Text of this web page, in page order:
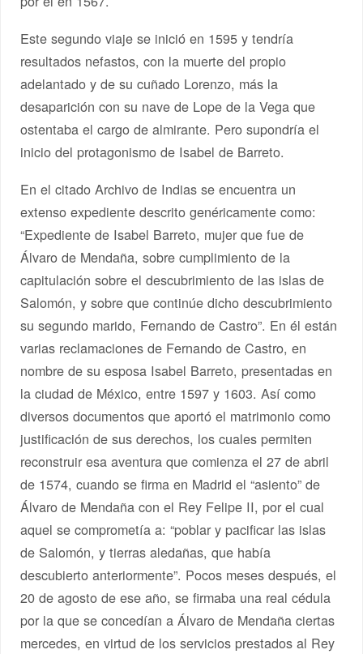
Este segundo viaje se inició en 1595 y tendría
resultados nefastos, con la muerte del propio
adelantado y de su cuñado Lorenzo, más la
desaparición con su nave de Lope de la Vega que
ostentaba el cargo de almirante. Pero supondría el
inicio del protagonismo de Isabel de Barreto.
En el citado Archivo de Indias se encuentra un
extenso expediente descrito genéricamente como:
“Expediente de Isabel Barreto, mujer que fue de
Álvaro de Mendaña, sobre cumplimiento de la
capitulación sobre el descubrimiento de las islas de
Salomón, y sobre que continúe dicho descubrimiento
su segundo marido, Fernando de Castro”. En él están
varias reclamaciones de Fernando de Castro, en
nombre de su esposa Isabel Barreto, presentadas en
la ciudad de México, entre 1597 y 1603. Así como
diversos documentos que aportó el matrimonio como
justificación de sus derechos, los cuales permiten
reconstruir esa aventura que comienza el 27 de abril
de 1574, cuando se firma en Madrid el “asiento” de
Álvaro de Mendaña con el Rey Felipe II, por el cual
aquel se comprometía a: “poblar y pacificar las islas
de Salomón, y tierras aledañas, que había
descubierto anteriormente”. Pocos meses después, el
20 de agosto de ese año, se firmaba una real cédula
por la que se concedían a Álvaro de Mendaña ciertas
mercedes, en virtud de los servicios prestados al Rey